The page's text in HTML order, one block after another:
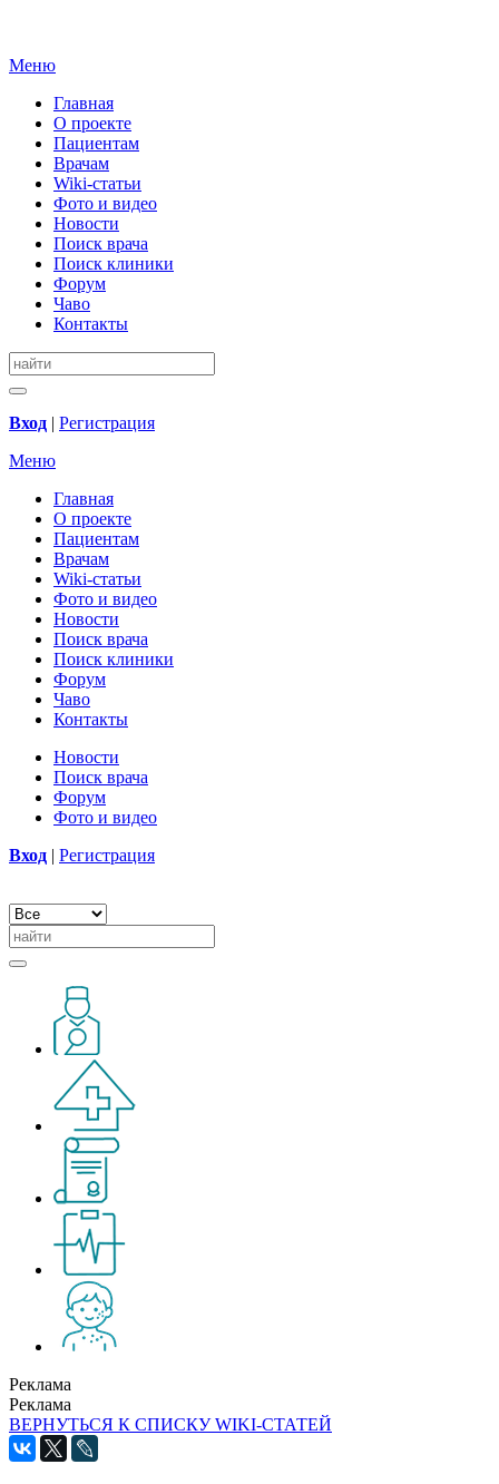
Меню
Главная
О проекте
Пациентам
Врачам
Wiki-статьи
Фото и видео
Новости
Поиск врача
Поиск клиники
Форум
Чаво
Контакты
Вход | Регистрация
Меню
Главная
О проекте
Пациентам
Врачам
Wiki-статьи
Фото и видео
Новости
Поиск врача
Поиск клиники
Форум
Чаво
Контакты
Новости
Поиск врача
Форум
Фото и видео
Вход | Регистрация
Реклама
Реклама
ВЕРНУТЬСЯ К СПИСКУ WIKI-СТАТЕЙ